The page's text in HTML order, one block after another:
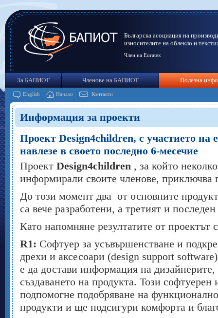
Българска асоциация на
износителите на облекло и
Член на Euratex
За БАПИОТ Членове на БАПИОТ Полезна
English Начало Контакти
Информация за проекти
Проект Design4children, с участието
навлезе в своето последно 6-месечие
Проект Design4children , за който
информирали своите членове, приключва
До този момент два от основните
са вече разработени, а третият и
Като напомняне резултатите от проектът
R1: Софтуер за усъвършенстване и
дрехи и аксесоари (design support
е да достави информация на
създаването на продукта. Този
подпомогне подобряване на
продукти и ще подсигури комфорта и